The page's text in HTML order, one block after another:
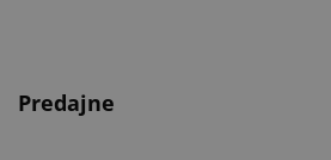
Predajne